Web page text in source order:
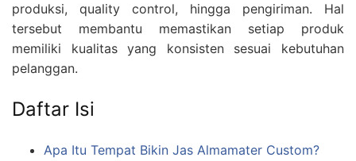
produksi, quality control, hingga pengiriman. Hal
tersebut membantu memastikan setiap produk
memiliki kualitas yang konsisten sesuai kebutuhan
pelanggan.
Daftar Isi
Apa Itu Tempat Bikin Jas Almamater Custom?